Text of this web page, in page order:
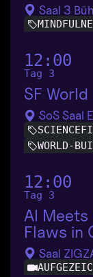
Saal 3
12:00
Tag 3
SF
SoS Saal E
WORLD-
12:00
Tag 3
AI
Flaws in
Saal